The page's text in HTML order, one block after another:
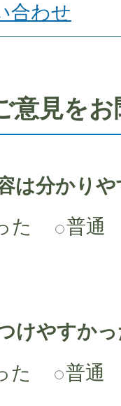
合わせ
意見を
は分かり
た
普通
けやすか
た
普通